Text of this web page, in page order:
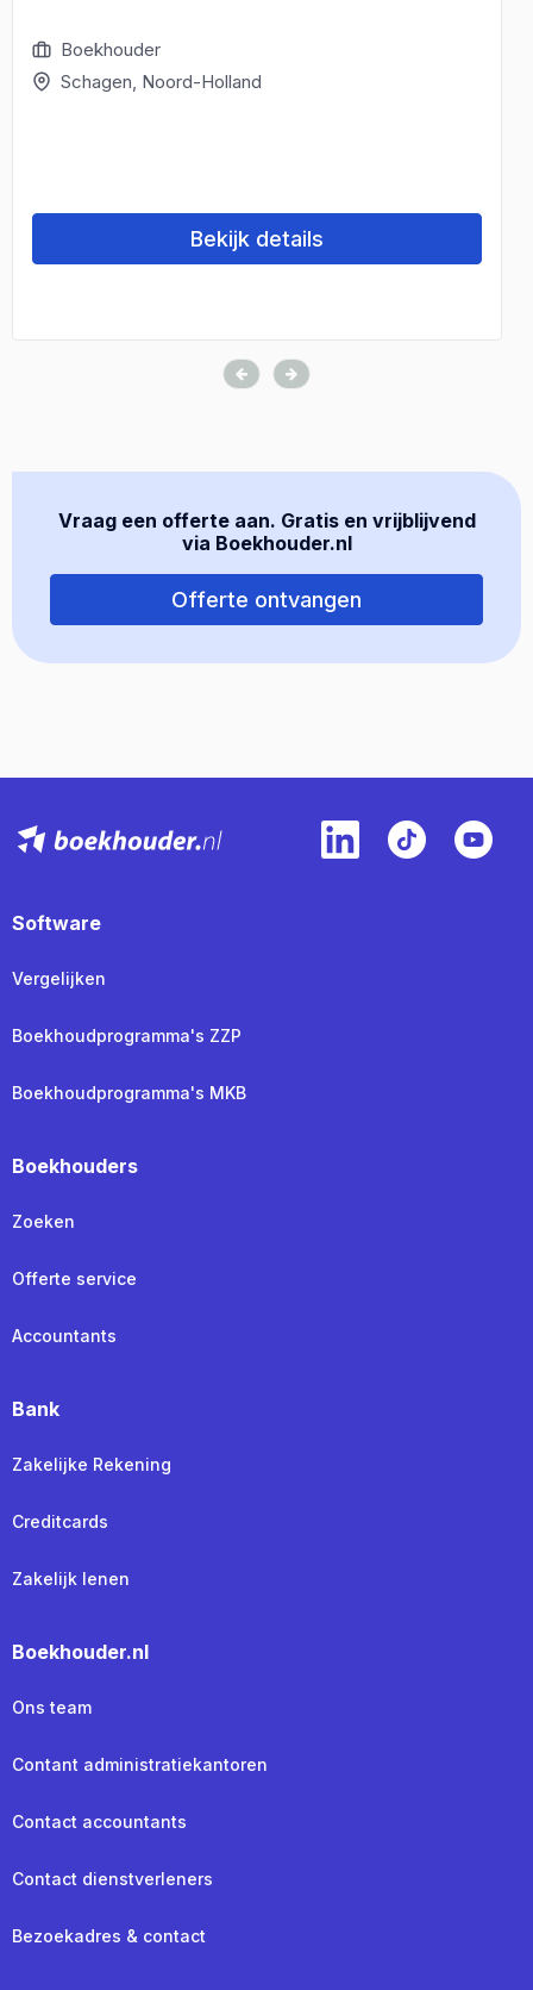
Boekhouder
Schagen, Noord-Holland
Bekijk details
Vraag een offerte aan. Gratis en vrijblijvend
via Boekhouder.nl
Offerte ontvangen
Software
Vergelijken
Boekhoudprogramma's ZZP
Boekhoudprogramma's MKB
Boekhouders
Zoeken
Offerte service
Accountants
Bank
Zakelijke Rekening
Creditcards
Zakelijk lenen
Boekhouder.nl
Ons team
Contant administratiekantoren
Contact accountants
Contact dienstverleners
Bezoekadres & contact